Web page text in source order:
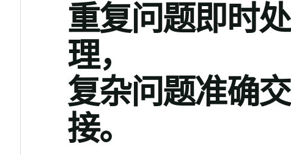
重复问题即时处
理，
复杂问题准确交
接。